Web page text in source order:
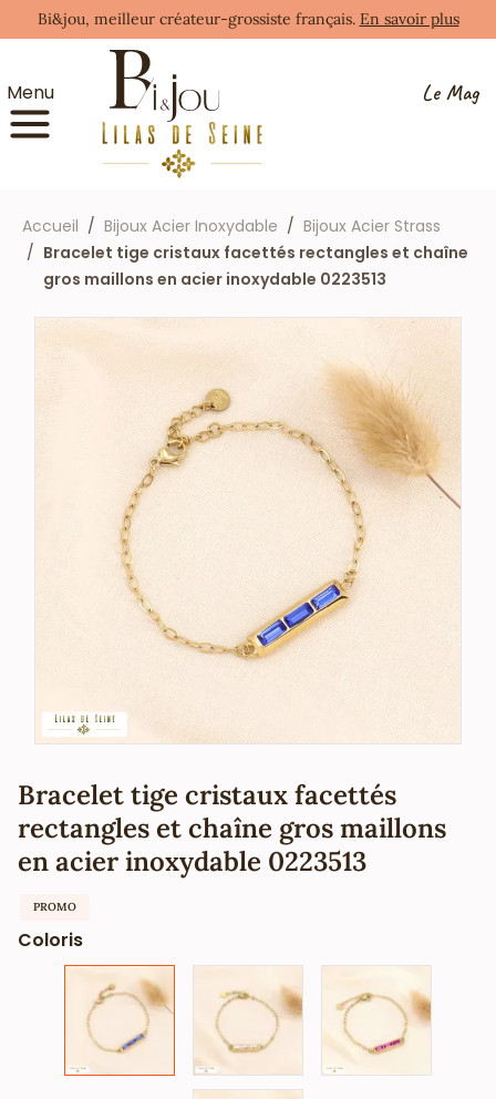
Bi&jou, meilleur créateur-grossiste français. En savoir plus
Menu Le Mag
Accueil Bijoux Acier Inoxydable
Bijoux Acier Strass
Bracelet tige cristaux facettés rectangles et chaîne
gros maillons en acier inoxydable 0223513
Bracelet tige cristaux facettés
rectangles et chaîne gros maillons
en acier inoxydable 0223513
PROMO
Coloris